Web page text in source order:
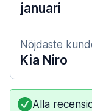
januari
Nöjdaste
Kia Niro
Alla